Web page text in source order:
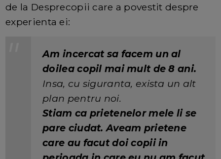
de la Desprecopii care a povestit despre
experienta ei:
Am incercat sa facem un al
doilea copil mai mult de 8 ani.
Insa, cu siguranta, exista un alt
plan pentru noi.
Stiam ca prietenelor mele li se
pare ciudat. Aveam prietene
care au facut doi copii in